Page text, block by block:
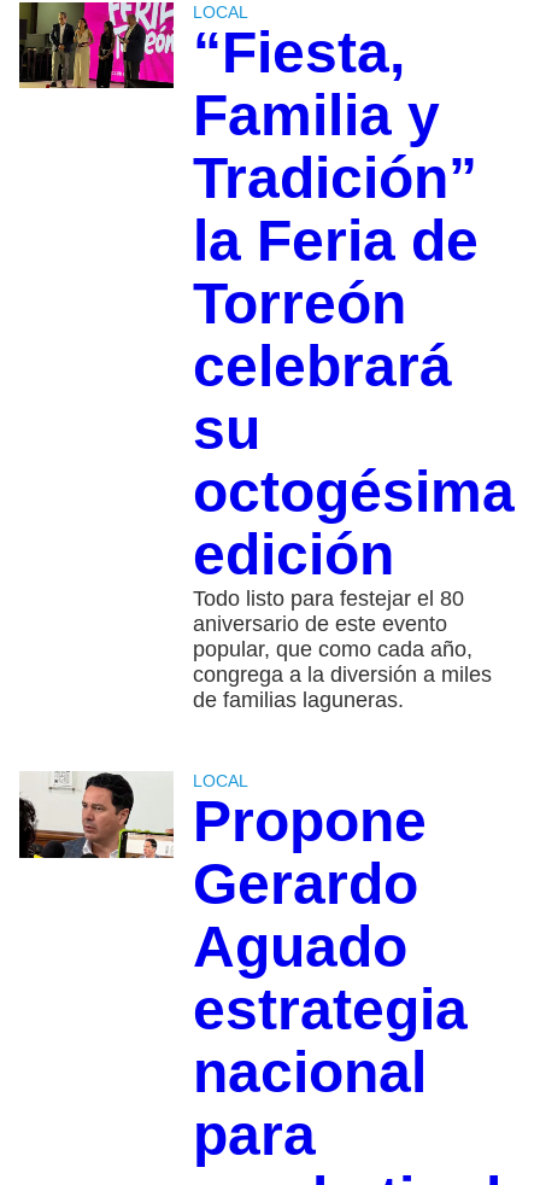
LOCAL
“Fiesta,
Familia y
Tradición”
la Feria de
Torreón
celebrará
su
octogésima
edición
Todo listo para festejar el 80
aniversario de este evento
popular, que como cada año,
congrega a la diversión a miles
de familias laguneras.
LOCAL
Propone
Gerardo
Aguado
estrategia
nacional
para